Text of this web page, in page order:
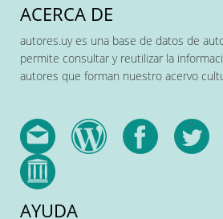
ACERCA DE
autores.uy es una base de datos de
permite consultar y reutilizar la
autores que forman nuestro acervo
AYUDA